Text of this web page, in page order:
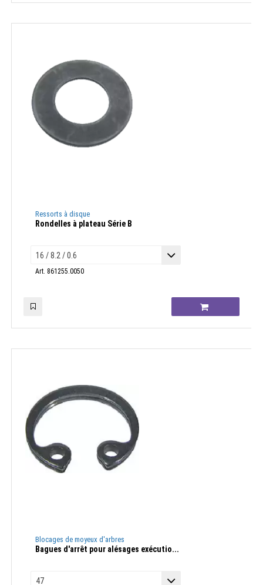
Ressorts à disque
Rondelles à plateau Série B
Art. 861255.0050
Blocages de moyeux d'arbres
Bagues d'arrêt pour alésages exécutio...